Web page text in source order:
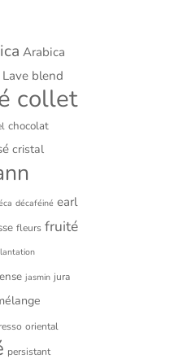
Arabica
blend
collet
chocolat
cristal
décaféiné earl
fleurs fruité
jasmin jura
oriental
persistant